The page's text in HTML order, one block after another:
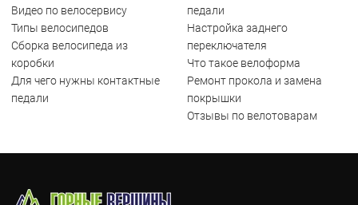
Видео по велосервису
Типы велосипедов
Сборка велосипеда из
коробки
Для чего нужны контактные
педали
педали
Настройка заднего
переключателя
Что такое велоформа
Ремонт прокола и замена
покрышки
Отзывы по велотоварам